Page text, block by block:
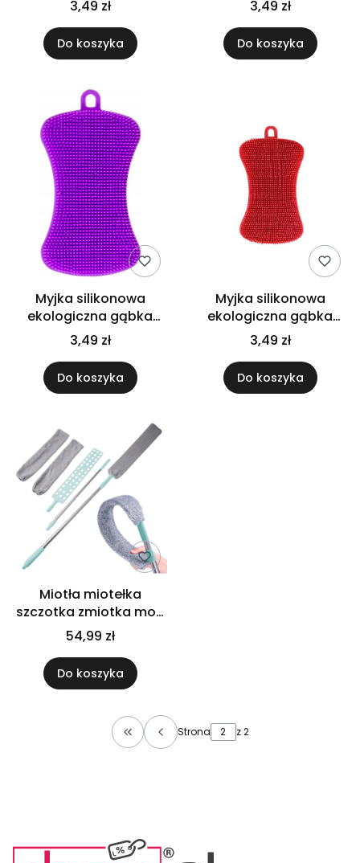
mycia naczyń zielony
3,49 zł
Do koszyka
naczyń pomarańczowy
3,49 zł
Do koszyka
Myjka silikonowa
ekologiczna gąbka
zmywak kuchenny do
mycia naczyń fiolet
3,49 zł
Do koszyka
Myjka silikonowa
ekologiczna gąbka
zmywak kuchenny do
mycia naczyń
czerwony
3,49 zł
Do koszyka
Miotła miotełka
szczotka zmiotka mop
teleskopowa do kurzu
3 szmatki 155 cm
54,99 zł
Do koszyka
Wróć do pierwszej strony z produktami
Strona z 2